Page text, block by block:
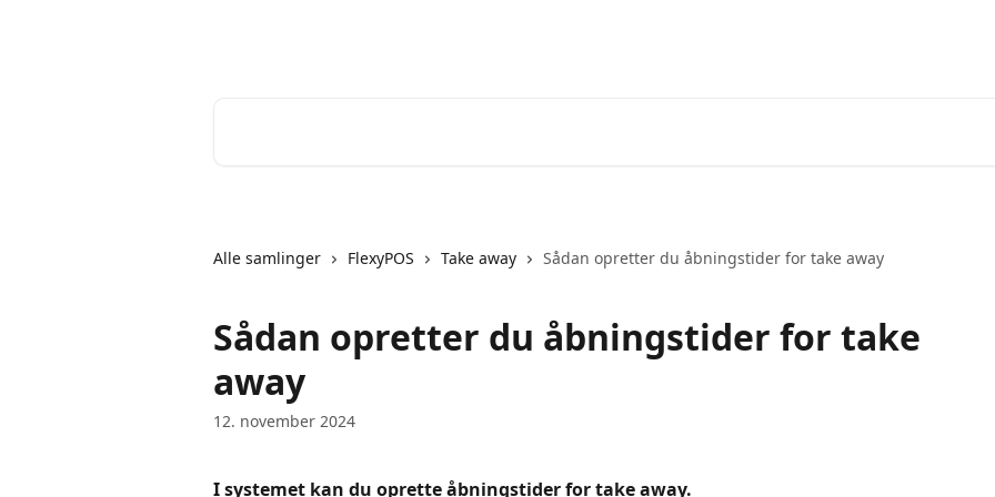
Alle samlinger FlexyPOS Take away Sådan opretter du åbningstider for take away
Sådan opretter du åbningstider for take
away
12. november 2024
I systemet kan du oprette åbningstider for take away.